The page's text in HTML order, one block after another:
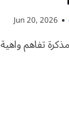
Jun 20, 2026
تفاهم واهية